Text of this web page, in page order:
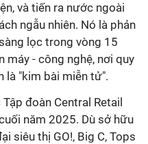
và tiến ra nước ngoài
ngẫu nhiên. Nó là phản
lọc trong vòng 15
máy - công nghệ, nơi quy
là "kim bài miễn tử".
đoàn Central Retail
năm 2025. Dù sở hữu
siêu thị GO!, Big C, Tops